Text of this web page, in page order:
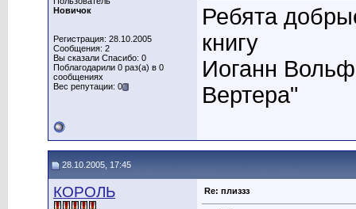
Новичок
Регистрация: 28.10.2005
Сообщения: 2
Вы сказали Спасибо: 0
Поблагодарили 0 раз(а) в 0
сообщениях
Вес репутации: 0
Ребята
книгу
Иоганн
Вертера"
28.10.2005, 17:45
КОРОЛЬ Re: плиззз